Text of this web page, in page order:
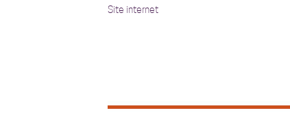
Site internet